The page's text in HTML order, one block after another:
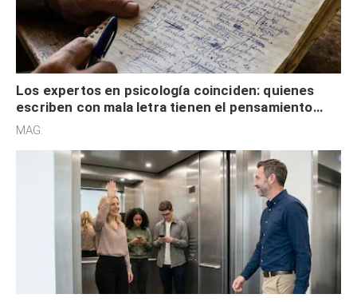
Los expertos en psicología coinciden: quienes
escriben con mala letra tienen el pensamiento
acelerado y no lo hacen por desinterés
MAG.